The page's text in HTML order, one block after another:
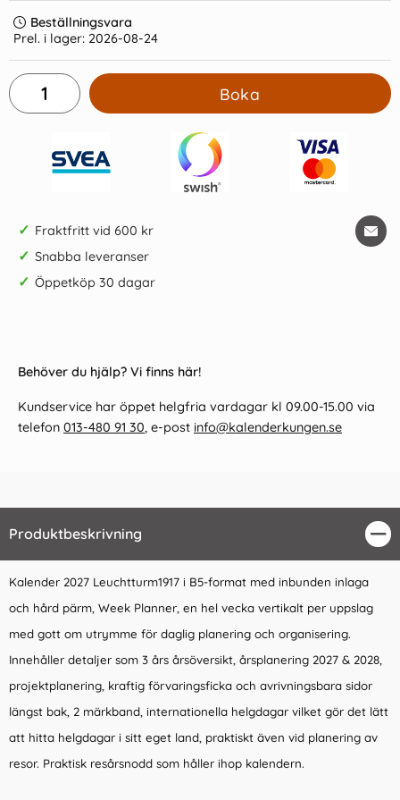
Beställningsvara
Prel. i lager: 2026-08-24
Boka
✓ Fraktfritt vid 600 kr
✓ Snabba leveranser
✓ Öppetköp 30 dagar
Behöver du hjälp? Vi finns här!
Kundservice har öppet helgfria vardagar kl 09.00-15.00 via
telefon 013-480 91 30, e-post info@kalenderkungen.se
Produktbeskrivning
Kalender 2027 Leuchtturm1917 i B5-format med inbunden inlaga
och hård pärm, Week Planner, en hel vecka vertikalt per uppslag
med gott om utrymme för daglig planering och organisering.
Innehåller detaljer som 3 års årsöversikt, årsplanering 2027 & 2028,
projektplanering, kraftig förvaringsficka och avrivningsbara sidor
längst bak, 2 märkband, internationella helgdagar vilket gör det lätt
att hitta helgdagar i sitt eget land, praktiskt även vid planering av
resor. Praktisk resårsnodd som håller ihop kalendern.